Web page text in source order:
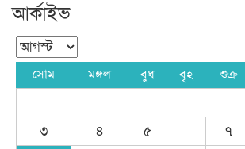
আর্কাইভ
সোম মঙ্গল বুধ বৃহ শুক্র
৩
৪ ৫ ৭